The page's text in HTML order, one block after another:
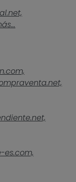
es.com,